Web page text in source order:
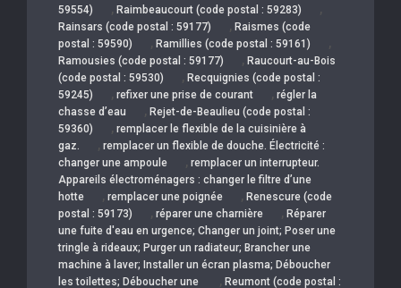
59554)
, Raimbeaucourt (code postal : 59283) ,
Rainsars (code postal : 59177) , Raismes (code
postal : 59590)
, Ramillies (code postal : 59161) ,
Ramousies (code postal : 59177) , Raucourt-au-Bois
(code postal : 59530)
, Recquignies (code postal :
59245)
, refixer une prise de courant , régler la
chasse d’eau
, Rejet-de-Beaulieu (code postal :
59360)
, remplacer le flexible de la cuisinière à
gaz.
, remplacer un flexible de douche. Électricité :
changer une ampoule
, remplacer un interrupteur.
Appareils électroménagers : changer le filtre d’une
hotte
, remplacer une poignée , Renescure (code
postal : 59173)
, réparer une charnière , Réparer
une fuite d'eau en urgence; Changer un joint; Poser une
tringle à rideaux; Purger un radiateur; Brancher une
machine à laver; Installer un écran plasma; Déboucher
les toilettes; Déboucher une
, Reumont (code postal :